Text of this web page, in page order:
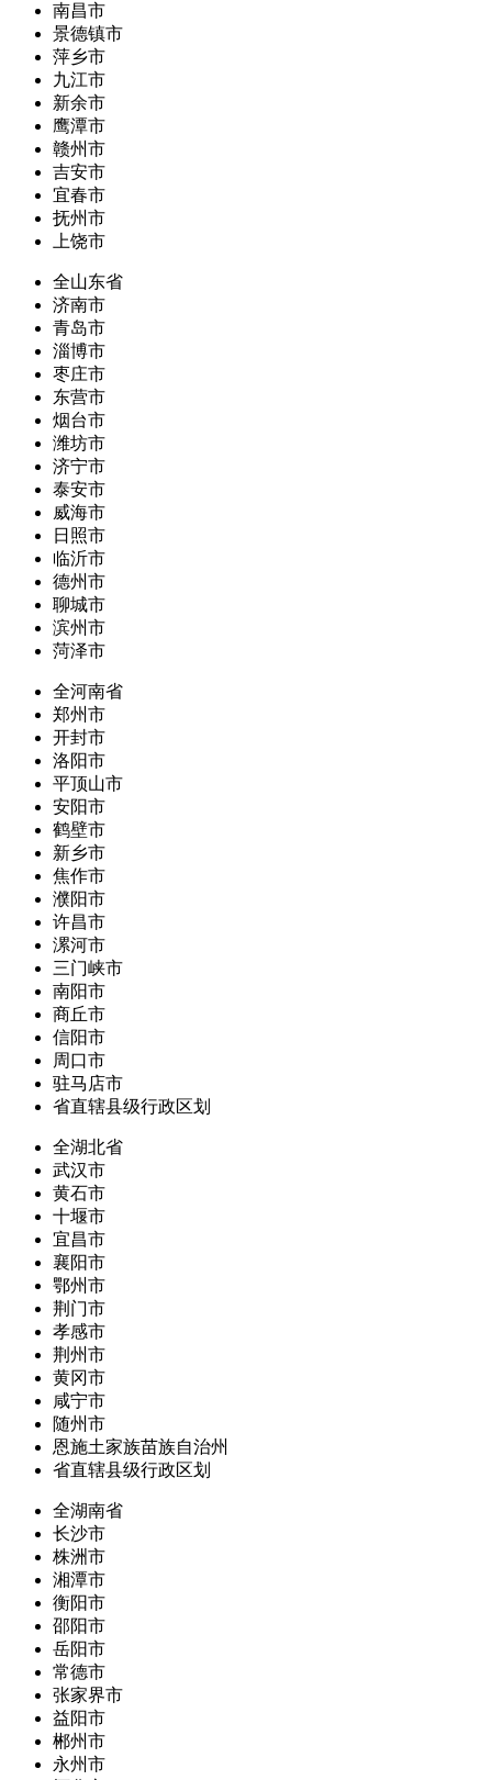
南昌市
景德镇市
萍乡市
九江市
新余市
鹰潭市
赣州市
吉安市
宜春市
抚州市
上饶市
全山东省
济南市
青岛市
淄博市
枣庄市
东营市
烟台市
潍坊市
济宁市
泰安市
威海市
日照市
临沂市
德州市
聊城市
滨州市
菏泽市
全河南省
郑州市
开封市
洛阳市
平顶山市
安阳市
鹤壁市
新乡市
焦作市
濮阳市
许昌市
漯河市
三门峡市
南阳市
商丘市
信阳市
周口市
驻马店市
省直辖县级行政区划
全湖北省
武汉市
黄石市
十堰市
宜昌市
襄阳市
鄂州市
荆门市
孝感市
荆州市
黄冈市
咸宁市
随州市
恩施土家族苗族自治州
省直辖县级行政区划
全湖南省
长沙市
株洲市
湘潭市
衡阳市
邵阳市
岳阳市
常德市
张家界市
益阳市
郴州市
永州市